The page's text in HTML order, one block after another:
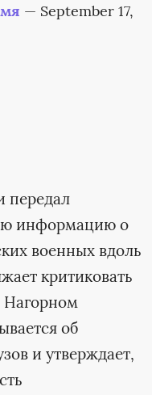
— September 17,
передал
информацию о
военных вдоль
критиковать
Нагорном
об
и утверждает,